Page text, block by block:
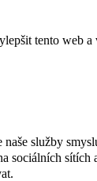
tento web
služby
sociálních sítích